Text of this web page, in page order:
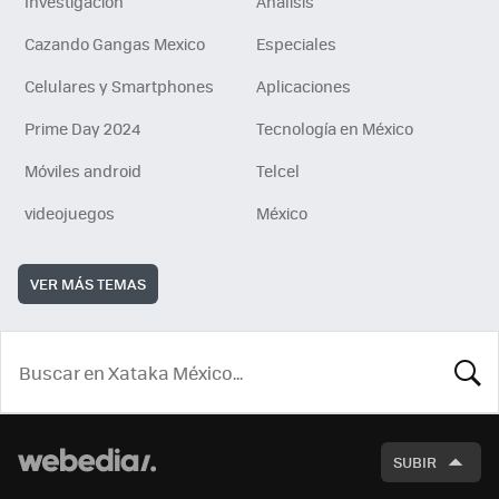
Cazando Gangas Mexico
Especiales
Celulares y Smartphones
Aplicaciones
Prime Day 2024
Tecnología en México
Móviles android
Telcel
videojuegos
México
VER MÁS TEMAS
SUBIR